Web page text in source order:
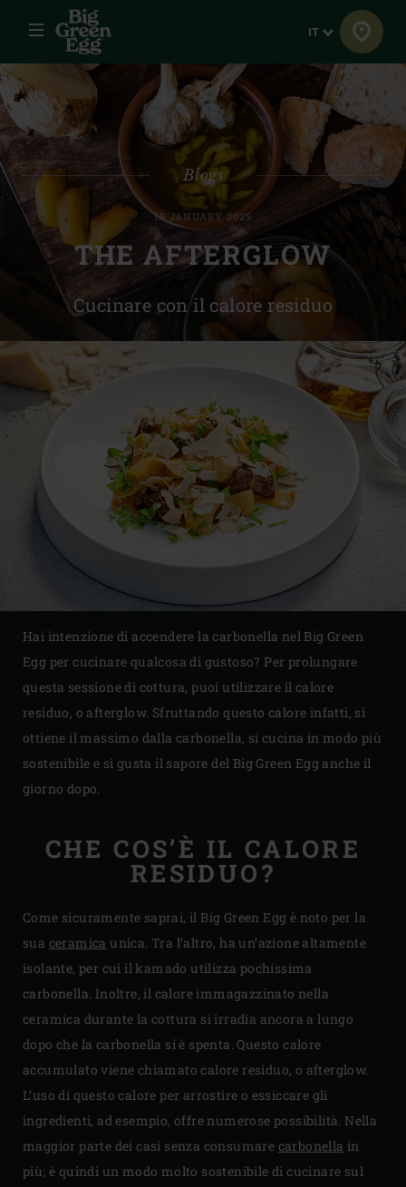
Menu Lingua
IT
Blogs
15 JANUARY 2025
THE AFTERGLOW
Cucinare con il calore residuo
Hai intenzione di accendere la carbonella nel Big Green
Egg per cucinare qualcosa di gustoso? Per prolungare
questa sessione di cottura, puoi utilizzare il calore
residuo, o afterglow. Sfruttando questo calore infatti, si
ottiene il massimo dalla carbonella, si cucina in modo più
sostenibile e si gusta il sapore del Big Green Egg anche il
giorno dopo.
CHE COS’È IL CALORE
RESIDUO?
Come sicuramente saprai, il Big Green Egg è noto per la
sua ceramica unica. Tra l’altro, ha un’azione altamente
isolante, per cui il kamado utilizza pochissima
carbonella. Inoltre, il calore immagazzinato nella
ceramica durante la cottura si irradia ancora a lungo
dopo che la carbonella si è spenta. Questo calore
accumulato viene chiamato calore residuo, o afterglow.
L’uso di questo calore per arrostire o essiccare gli
ingredienti, ad esempio, offre numerose possibilità. Nella
maggior parte dei casi senza consumare carbonella in
più; è quindi un modo molto sostenibile di cucinare sul